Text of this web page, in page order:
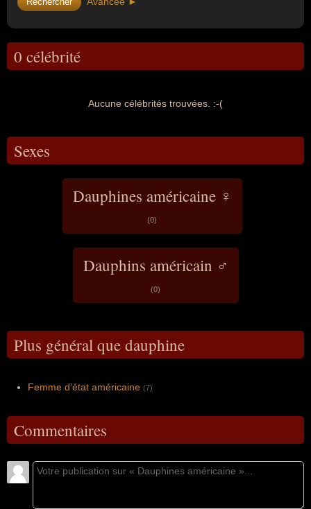
0 célébrité
Aucune célébrités trouvées. :-(
Sexes
Dauphines américaine ♀
(0)
Dauphins américain ♂
(0)
Plus général que dauphine
Femme d'état américaine (7)
Commentaires